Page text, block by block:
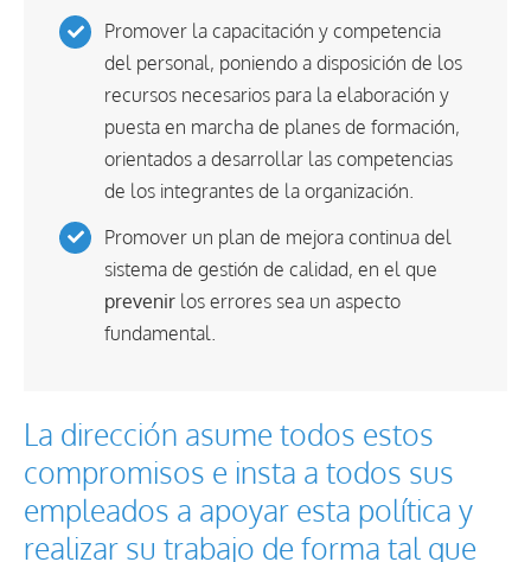
Promover la capacitación y competencia
del personal, poniendo a disposición de los
recursos necesarios para la elaboración y
puesta en marcha de planes de formación,
orientados a desarrollar las competencias
de los integrantes de la organización.
Promover un plan de mejora continua del
sistema de gestión de calidad, en el que
prevenir los errores sea un aspecto
fundamental.
La dirección asume todos estos
compromisos e insta a todos sus
empleados a apoyar esta política y
realizar su trabajo de forma tal que